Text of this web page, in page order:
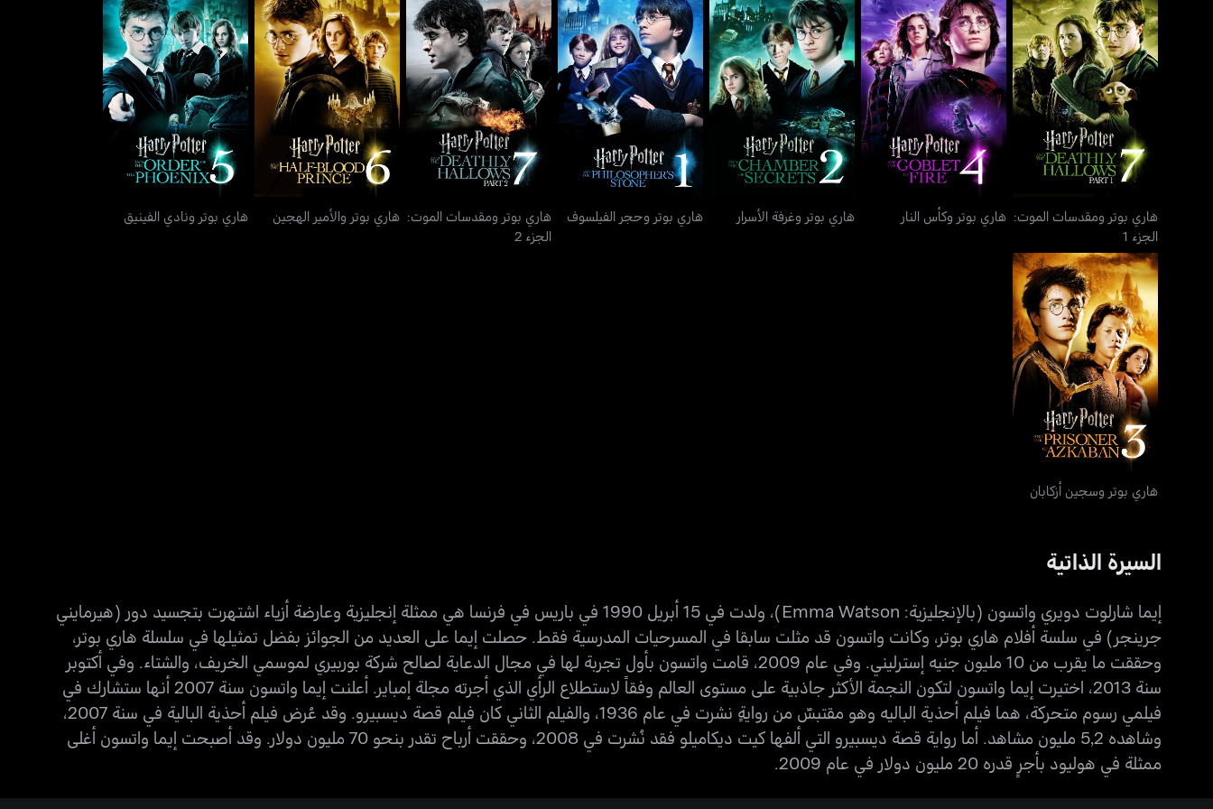
هاري بوتر ومقدسات الموت:
الجزء 1
هاري بوتر ومقدسات الموت:
الجزء 1
هاري بوتر وكأس النار
هاري بوتر وكأس النار
هاري بوتر وغرفة الأسرار
هاري بوتر وغرفة الأسرار
هاري بوتر وحجر الفيلسوف
هاري بوتر وحجر الفيلسوف
هاري بوتر ومقدسات الموت:
الجزء 2
هاري بوتر ومقدسات الموت:
الجزء 2
هاري بوتر والأمير الهجين
هاري بوتر والأمير الهجين
هاري بوتر ونادي الفينيق
هاري بوتر ونادي الفينيق
هاري بوتر وسجين أزكابان
هاري بوتر وسجين أزكابان
السيرة الذاتية
إيما شارلوت دويري واتسون (بالإنجليزية: Emma Watson)، ولدت في 15 أبريل 1990 في باريس في فرنسا هي ممثلة إنجليزية وعارضة أزياء اشتهرت بتجسيد دور (هيرمايني
جرينجر) في سلسة أفلام هاري بوتر، وكانت واتسون قد مثلت سابقا في المسرحيات المدرسية فقط. حصلت إيما على العديد من الجوائز بفضل تمثيلها في سلسلة هاري بوتر،
وحققت ما يقرب من 10 مليون جنيه إسترليني. وفي عام 2009، قامت واتسون بأول تجربة لها في مجال الدعاية لصالح شركة بوربيري لموسمي الخريف، والشتاء. وفي أكتوبر
سنة 2013، اختيرت إيما واتسون لتكون النجمة الأكثر جاذبية على مستوى العالم وفقاً لاستطلاع الرأي الذي أجرته مجلة إمباير. أعلنت إيما واتسون سنة 2007 أنها ستشارك في
فيلمي رسوم متحركة، هما فيلم أحذية الباليه وهو مقتبسٌ من روايةٍ نشرت في عام 1936، والفيلم الثاني كان فيلم قصة ديسبيرو. وقد عُرض فيلم أحذية البالية في سنة 2007،
وشاهده 5,2 مليون مشاهد. أما رواية قصة ديسبيرو التي ألفها كيت ديكاميلو فقد نُشرت في 2008، وحققت أرباح تقدر بنحو 70 مليون دولار. وقد أصبحت إيما واتسون أغلى
ممثلة في هوليود بأجرٍ قدره 20 مليون دولار في عام 2009.